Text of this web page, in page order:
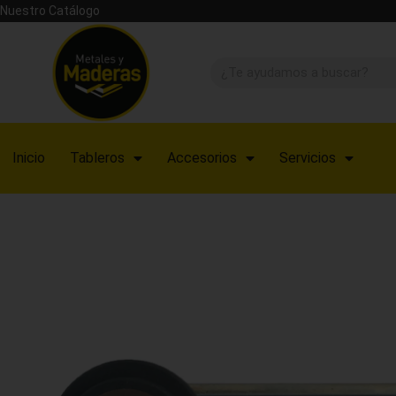
Nuestro Catálogo
Inicio Tableros Accesorios Servicios